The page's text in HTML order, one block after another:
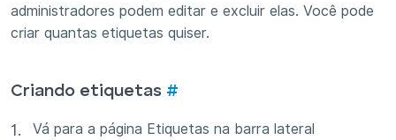
administradores podem editar e excluir elas. Você pode
criar quantas etiquetas quiser.
Criando etiquetas #
Vá para a página Etiquetas na barra lateral